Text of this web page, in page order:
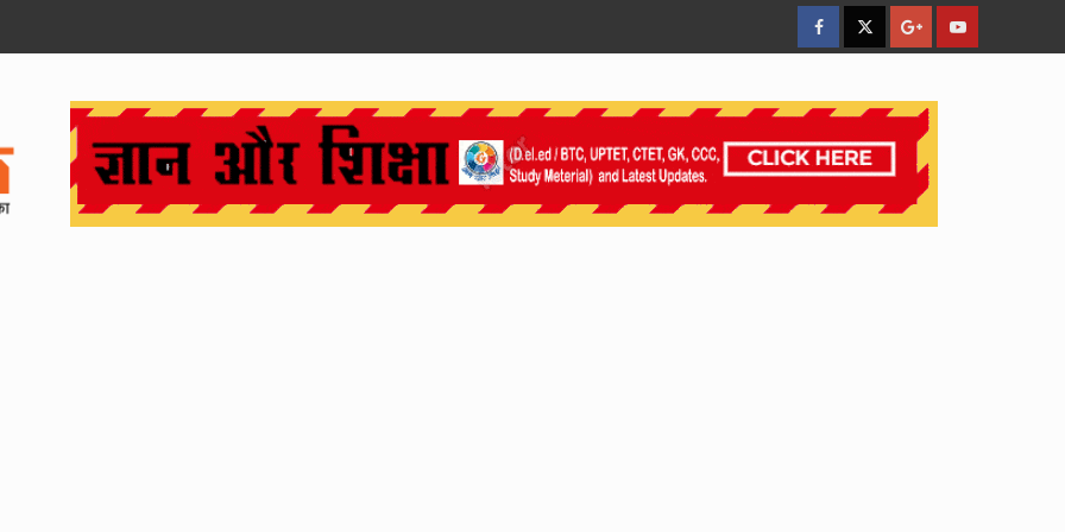
facebookTwitterGoogleYouTube